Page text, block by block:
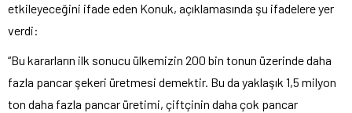
etkileyeceğini ifade eden Konuk, açıklamasında şu ifadelere yer
verdi:
“Bu kararların ilk sonucu ülkemizin 200 bin tonun üzerinde daha
fazla pancar şekeri üretmesi demektir. Bu da yaklaşık 1,5 milyon
ton daha fazla pancar üretimi, çiftçinin daha çok pancar